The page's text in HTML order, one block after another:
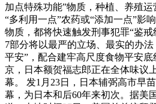
加点特殊功能”物质，种植、养殖
“多利用一点”农药或“添加一点”影
物质，都将快速触发刑事犯罪“鉴
7部分将以最严的立场、最实的办
平安”，配合建牢高尺度食物平安
京，日本额贺福志郎正在全体味议
幕。 发1月23日，日本辅弼高市早
幕，为日本和后60年来初次。据美